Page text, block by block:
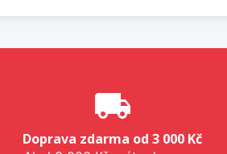
local_shipping
Doprava zdarma od 3 000 Kč